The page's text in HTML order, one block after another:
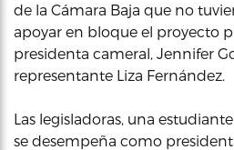
de la Cámara Baja que no
apoyar en bloque el proyecto
presidenta cameral, Jennifer
representante Liza Fernández.
Las legisladoras, una
se desempeña como